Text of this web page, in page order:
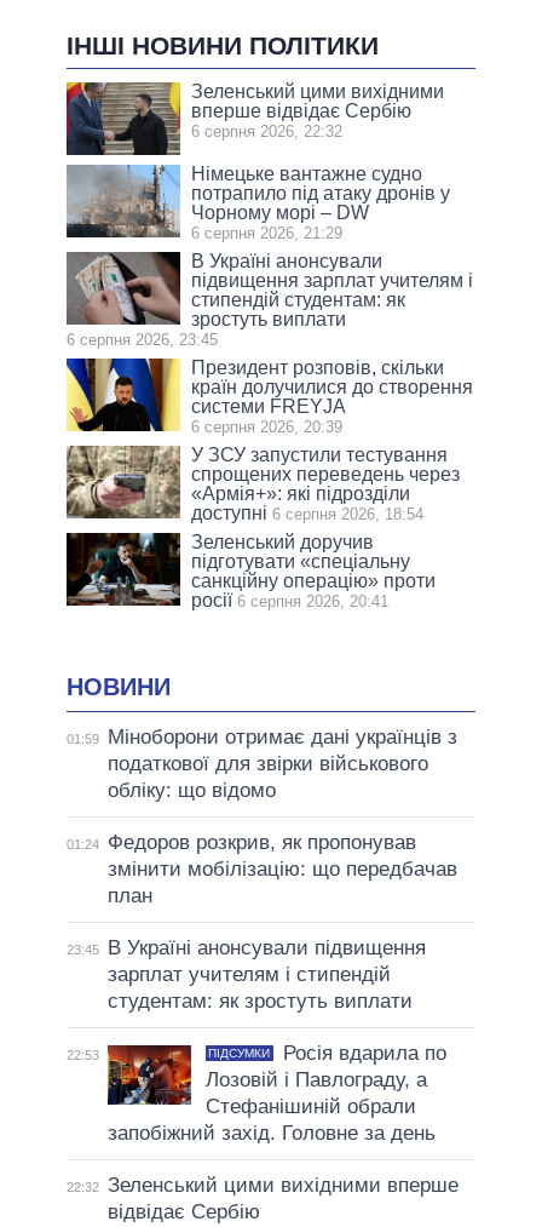
ІНШІ НОВИНИ ПОЛІТИКИ
Зеленський цими вихідними
вперше відвідає Сербію
6 серпня 2026, 22:32
Німецьке вантажне судно
потрапило під атаку дронів у
Чорному морі – DW
6 серпня 2026, 21:29
В Україні анонсували
підвищення зарплат учителям і
стипендій студентам: як
зростуть виплати
6 серпня 2026, 23:45
Президент розповів, скільки
країн долучилися до створення
системи FREYJA
6 серпня 2026, 20:39
У ЗСУ запустили тестування
спрощених переведень через
«Армія+»: які підрозділи
доступні 6 серпня 2026, 18:54
Зеленський доручив
підготувати «спеціальну
санкційну операцію» проти
росії 6 серпня 2026, 20:41
НОВИНИ
01:59
Міноборони отримає дані українців з
податкової для звірки військового
обліку: що відомо
01:24
Федоров розкрив, як пропонував
змінити мобілізацію: що передбачав
план
23:45
В Україні анонсували підвищення
зарплат учителям і стипендій
студентам: як зростуть виплати
22:53 ПІДСУМКИ
Росія вдарила по
Лозовій і Павлограду, а
Стефанішиній обрали
запобіжний захід. Головне за день
22:32 Зеленський цими вихідними вперше
відвідає Сербію